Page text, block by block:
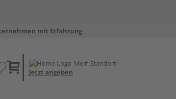
mit Erfahrung
Mein Standort:
Jetzt angeben